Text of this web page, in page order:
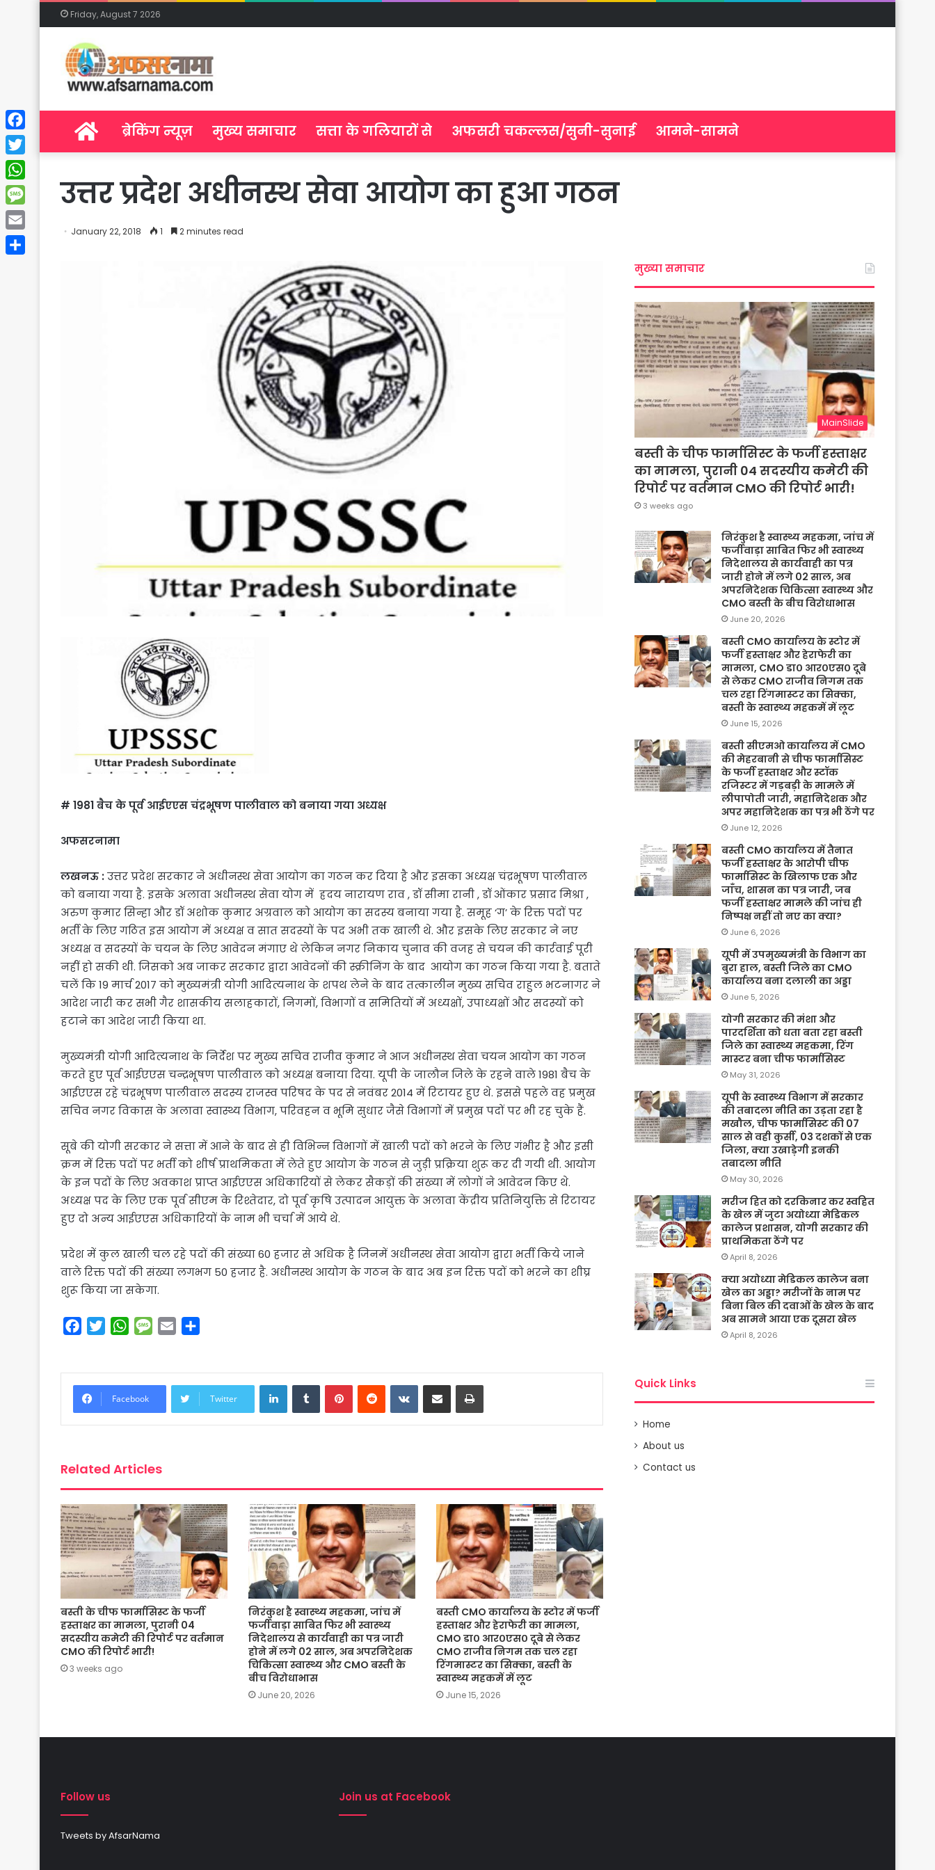
Friday, August 7 2026
Homeब्रेकिंग न्यूज़ मुख्य समाचार सत्ता के गलियारों से अफसरी चकल्लस/सुनी-सुनाई आमने-सामने
उत्तर प्रदेश अधीनस्थ सेवा आयोग का हुआ गठन
January 22, 2018 1 2 minutes read
# 1981 बैच के पूर्व आईएएस चंद्रभूषण पालीवाल को बनाया गया अध्यक्ष
अफसरनामा
लखनऊ : उत्तर प्रदेश सरकार ने अधीनस्थ सेवा आयोग का गठन कर दिया है और इसका अध्यक्ष चंद्रभूषण पालीवाल
को बनाया गया है. इसके अलावा अधीनस्थ सेवा योग में ह्रदय नारायण राव , डॉ सीमा रानी , डॉ ओंकार प्रसाद मिश्रा ,
अरुण कुमार सिन्हा और डॉ अशोक कुमार अग्रवाल को आयोग का सदस्य बनाया गया है. समूह ‘ग’ के रिक्त पदों पर
भर्ती के लिए गठित इस आयोग में अध्यक्ष व सात सदस्यों के पद अभी तक खाली थे. और इसके लिए सरकार ने नए
अध्यक्ष व सदस्यों के चयन के लिए आवेदन मंगाए थे लेकिन नगर निकाय चुनाव की वजह से चयन की कार्रवाई पूरी
नहीं हो सकी थी. जिसको अब जाकर सरकार द्वारा आवेदनों की स्क्रीनिंग के बाद आयोग का गठन किया गया है. बताते
चलें कि 19 मार्च 2017 को मुख्यमंत्री योगी आदित्यनाथ के शपथ लेने के बाद तत्कालीन मुख्य सचिव राहुल भटनागर ने
आदेश जारी कर सभी गैर शासकीय सलाहकारों, निगमों, विभागों व समितियों में अध्यक्षों, उपाध्यक्षों और सदस्यों को
हटाने का आदेश जारी किया था.
मुख्यमंत्री योगी आदित्यनाथ के निर्देश पर मुख्य सचिव राजीव कुमार ने आज अधीनस्थ सेवा चयन आयोग का गठन
करते हुए पूर्व आईएएस चन्द्रभूषण पालीवाल को अध्यक्ष बनाया दिया. यूपी के जालौन जिले के रहने वाले 1981 बैच के
आईएएस रहे चंद्रभूषण पालीवाल सदस्य राजस्व परिषद के पद से नवंबर 2014 में रिटायर हुए थे. इससे पहले वह प्रमुख
सचिव नगर विकास के अलावा स्वास्थ्य विभाग, परिवहन व भूमि सुधार जैसे विभागों में प्रमुख पदों पर भी रह चुके हैं.
सूबे की योगी सरकार ने सत्ता में आने के बाद से ही विभिन्न विभागों में खाली पदों को भरने के लिए गंभीर है और इसी
क्रम में रिक्त पदों पर भर्ती को शीर्ष प्राथमिकता में लेते हुए आयोग के गठन से जुड़ी प्रक्रिया शुरू कर दी गयी थी. आयोग
के इन पदों के लिए अवकाश प्राप्त आईएएस अधिकारियों से लेकर सैकड़ों की संख्या में लोगों ने आवेदन किए थे.
अध्यक्ष पद के लिए एक पूर्व सीएम के रिश्तेदार, दो पूर्व कृषि उत्पादन आयुक्त के अलावा केंद्रीय प्रतिनियुक्ति से रिटायर
हुए दो अन्य आईएएस अधिकारियों के नाम भी चर्चा में आये थे.
प्रदेश में कुल खाली चल रहे पदों की संख्या 60 हजार से अधिक है जिनमें अधीनस्थ सेवा आयोग द्वारा भर्ती किये जाने
वाले रिक्त पदों की संख्या लगभग 50 हजार है. अधीनस्थ आयोग के गठन के बाद अब इन रिक्त पदों को भरने का शीघ्र
शुरू किया जा सकेगा.
b
o
e
W
s
A
M
g
Facebook Twitter
LinkedInTumblrPinterestReddit VKontakte
Share via Email Print
Related Articles
बस्ती के चीफ फार्मासिस्ट के फर्जी
हस्ताक्षर का मामला, पुरानी 04
सदस्यीय कमेटी की रिपोर्ट पर वर्तमान
CMO की रिपोर्ट भारी!
3 weeks ago
निरंकुश है स्वास्थ्य महकमा, जांच में
फर्जीवाड़ा साबित फिर भी स्वास्थ्य
निदेशालय से कार्यवाही का पत्र जारी
होने में लगे 02 साल, अब अपरनिदेशक
चिकित्सा स्वास्थ्य और CMO बस्ती के
बीच विरोधाभास
June 20, 2026
बस्ती CMO कार्यालय के स्टोर में फर्जी
हस्ताक्षर और हेराफेरी का मामला,
CMO डा० आर०एस० दूबे से लेकर
CMO राजीव निगम तक चल रहा
रिंगमास्टर का सिक्का, बस्ती के
स्वास्थ्य महकमें में लूट
June 15, 2026
मुख्या समाचार
MainSlide
बस्ती के चीफ फार्मासिस्ट के फर्जी हस्ताक्षर
का मामला, पुरानी 04 सदस्यीय कमेटी की
रिपोर्ट पर वर्तमान CMO की रिपोर्ट भारी!
3 weeks ago
निरंकुश है स्वास्थ्य महकमा, जांच में
फर्जीवाड़ा साबित फिर भी स्वास्थ्य
निदेशालय से कार्यवाही का पत्र
जारी होने में लगे 02 साल, अब
अपरनिदेशक चिकित्सा स्वास्थ्य और
CMO बस्ती के बीच विरोधाभास
June 20, 2026
बस्ती CMO कार्यालय के स्टोर में
फर्जी हस्ताक्षर और हेराफेरी का
मामला, CMO डा० आर०एस० दूबे
से लेकर CMO राजीव निगम तक
चल रहा रिंगमास्टर का सिक्का,
बस्ती के स्वास्थ्य महकमें में लूट
June 15, 2026
बस्ती सीएमओ कार्यालय में CMO
की मेहरबानी से चीफ फार्मासिस्ट
के फर्जी हस्ताक्षर और स्टॉक
रजिस्टर में गड़बड़ी के मामले में
लीपापोती जारी, महानिदेशक और
अपर महानिदेशक का पत्र भी ठेंगे पर
June 12, 2026
बस्ती CMO कार्यालय में तैनात
फर्जी हस्ताक्षर के आरोपी चीफ
फार्मासिस्ट के खिलाफ एक और
जाँच, शासन का पत्र जारी, जब
फर्जी हस्ताक्षर मामले की जांच ही
निष्पक्ष नहीं तो नए का क्या?
June 6, 2026
यूपी में उपमुख्यमंत्री के विभाग का
बुरा हाल, बस्ती जिले का CMO
कार्यालय बना दलाली का अड्डा
June 5, 2026
योगी सरकार की मंशा और
पारदर्शिता को धता बता रहा बस्ती
जिले का स्वास्थ्य महकमा, रिंग
मास्टर बना चीफ फार्मासिस्ट
May 31, 2026
यूपी के स्वास्थ्य विभाग में सरकार
की तबादला नीति का उड़ता रहा है
मखौल, चीफ फार्मासिस्ट की 07
साल से वही कुर्सी, 03 दशकों से एक
जिला, क्या उखाड़ेगी इनकी
तबादला नीति
May 30, 2026
मरीज हित को दरकिनार कर स्वहित
के खेल में जुटा अयोध्या मेडिकल
कालेज प्रशासन, योगी सरकार की
प्राथमिकता ठेंगे पर
April 8, 2026
क्या अयोध्या मेडिकल कालेज बना
खेल का अड्डा? मरीजों के नाम पर
बिना बिल की दवाओं के खेल के बाद
अब सामने आया एक दूसरा खेल
April 8, 2026
Quick Links
Home
About us
Contact us
Follow us
Tweets by AfsarNama
Join us at Facebook
Facebook
Twitter
WhatsApp
Message
Email